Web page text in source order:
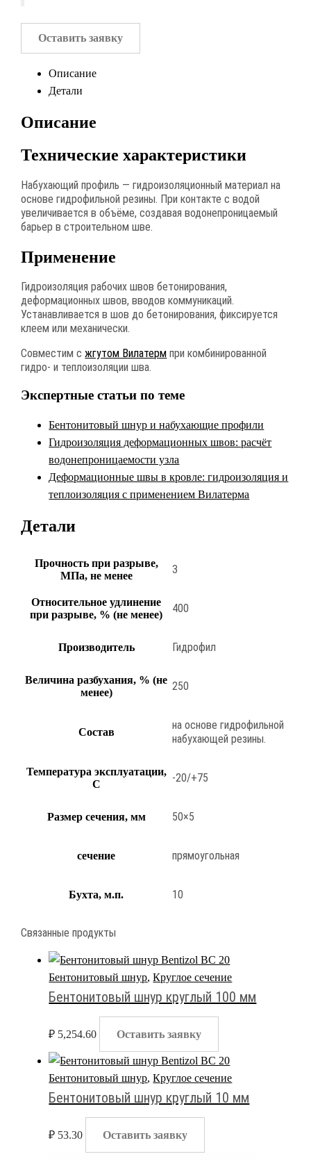
Оставить заявку
Описание
Детали
Описание
Технические характеристики
Набухающий профиль — гидроизоляционный материал на
основе гидрофильной резины. При контакте с водой
увеличивается в объёме, создавая водонепроницаемый
барьер в строительном шве.
Применение
Гидроизоляция рабочих швов бетонирования,
деформационных швов, вводов коммуникаций.
Устанавливается в шов до бетонирования, фиксируется
клеем или механически.
Совместим сжгутом Вилатерм при комбинированной
гидро- и теплоизоляции шва.
Экспертные статьи по теме
Бентонитовый шнур и набухающие профили
Гидроизоляция деформационных швов: расчёт
водонепроницаемости узла
Деформационные швы в кровле: гидроизоляция и
теплоизоляция с применением Вилатерма
Детали
Прочность при разрыве,
МПа, не менее
3
Относительное удлинение
при разрыве, % (не менее)
400
Производитель Гидрофил
Величина разбухания, % (не
менее)
250
Состав
на основе гидрофильной
набухающей резины.
Температура эксплуатации,
С
-20/+75
Размер сечения, мм 50×5
сечение прямоугольная
Бухта, м.п. 10
Связанные продукты
Бентонитовый шнур,Круглое сечение
Бентонитовый шнур круглый 100 мм
₽ 5,254.60 Оставить заявку
Бентонитовый шнур,Круглое сечение
Бентонитовый шнур круглый 10 мм
₽ 53.30 Оставить заявку